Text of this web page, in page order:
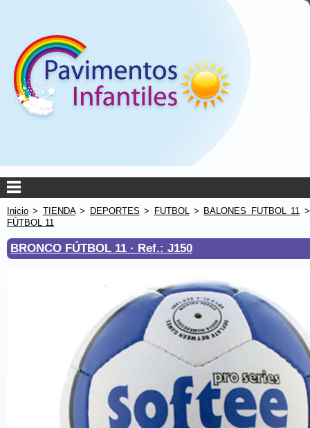
Inicio > TIENDA> DEPORTES > FUTBOL> BALONES FUTBOL 11
FÚTBOL 11
BRONCO FÚTBOL 11 · Ref.: J150